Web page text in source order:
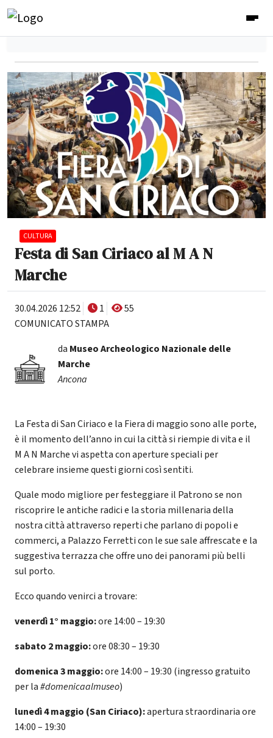
CULTURA
Festa di San Ciriaco al M A N
Marche
30.04.2026 12:52 1
55
COMUNICATO STAMPA
da Museo Archeologico Nazionale delle
Marche
Ancona
La Festa di San Ciriaco e la Fiera di maggio sono alle porte,
è il momento dell’anno in cui la città si riempie di vita e il
M A N Marche vi aspetta con aperture speciali per
celebrare insieme questi giorni così sentiti.
Quale modo migliore per festeggiare il Patrono se non
riscoprire le antiche radici e la storia millenaria della
nostra città attraverso reperti che parlano di popoli e
commerci, a Palazzo Ferretti con le sue sale affrescate e la
suggestiva terrazza che offre uno dei panorami più belli
sul porto.
Ecco quando venirci a trovare:
venerdì 1° maggio:ore 14:00 – 19:30
sabato 2 maggio:ore 08:30 – 19:30
domenica 3 maggio:ore 14:00 – 19:30 (ingresso gratuito
per la#domenicaalmuseo)
lunedì 4 maggio (San Ciriaco):apertura straordinaria ore
14:00 – 19:30